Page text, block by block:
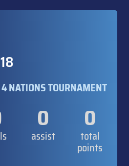
NATIONS TOURNAMENT
0
assist
0
total
points